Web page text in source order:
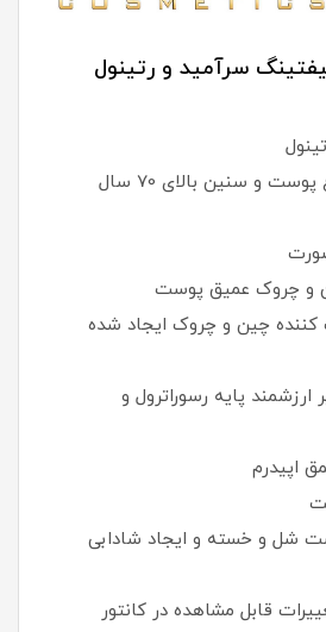
سرآمید و رتینول
و سنین بالای 70 سال
و چروک عمیق پوست
کننده چین و چروک ایجاد شده
پایه رسوراترول و
اپیدرم
شل و خسته و ایجاد شادابی
قابل مشاهده در کانتور